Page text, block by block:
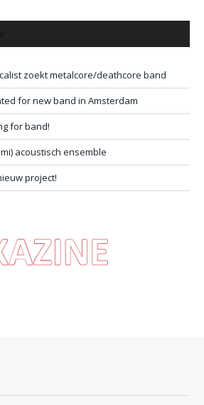
zoekt metalcore/deathcore band
for new band in Amsterdam
for band!
acoustisch ensemble
project!